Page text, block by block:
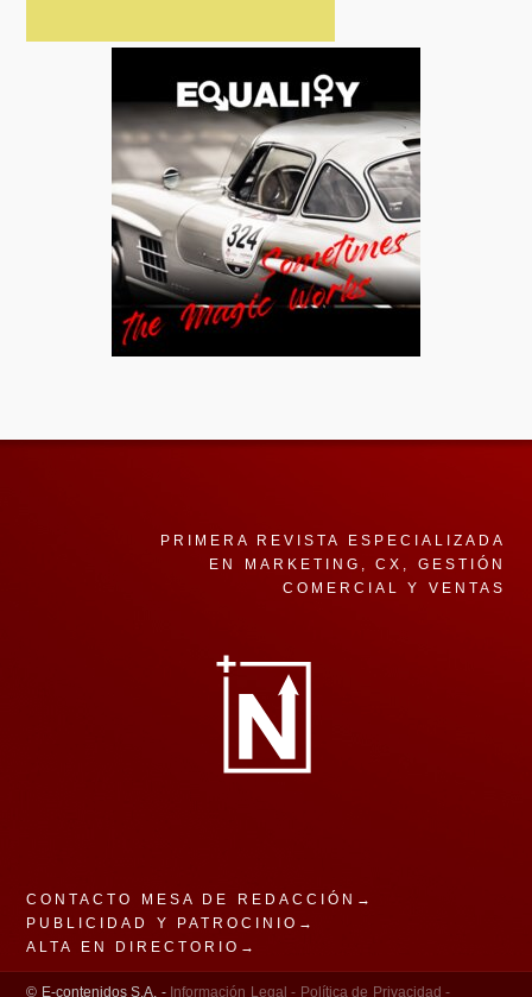
PRIMERA REVISTA ESPECIALIZADA
EN MARKETING, CX, GESTIÓN
COMERCIAL Y VENTAS
CONTACTO MESA DE REDACCIÓN→
PUBLICIDAD Y PATROCINIO→
ALTA EN DIRECTORIO→
© E-contenidos S.A. - Información Legal - Política de Privacidad -